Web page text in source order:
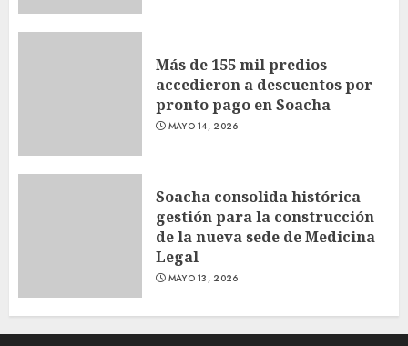
Más de 155 mil predios
accedieron a descuentos por
pronto pago en Soacha
MAYO 14, 2026
Soacha consolida histórica
gestión para la construcción
de la nueva sede de Medicina
Legal
MAYO 13, 2026